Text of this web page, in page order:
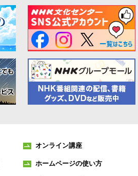
オンライン講座
ホームページの使い方